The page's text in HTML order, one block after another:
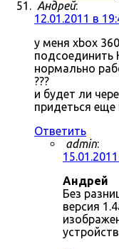
Андрей:
12.01.2011 в
у меня xbox
подсоединить
нормально
???
и будет ли
придеться еще
Ответить
admin:
Андрей
Без
версия